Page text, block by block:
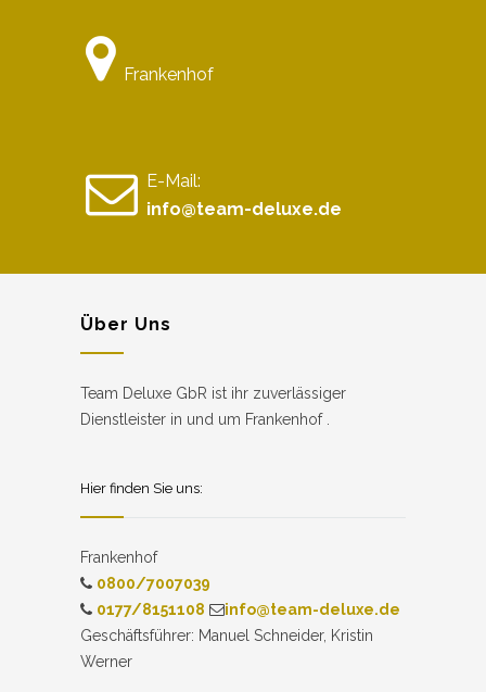
Frankenhof
E-Mail:
info@team-deluxe.de
Über Uns
Team Deluxe GbR ist ihr zuverlässiger
Dienstleister in und um Frankenhof .
Hier finden Sie uns:
Frankenhof
0800/7007039
0177/8151108
info@team-deluxe.de
Geschäftsführer: Manuel Schneider, Kristin
Werner